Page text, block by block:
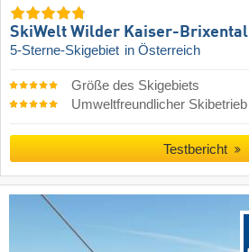
SkiWelt Wilder Kaiser-Brixental
5-Sterne-Skigebiet in Österreich
Größe des Skigebiets
Umweltfreundlicher Skibetrieb
Testbericht